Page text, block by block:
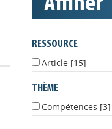
affiner
RESSOURCE
Article[15]
THÈME
Compétences[3]